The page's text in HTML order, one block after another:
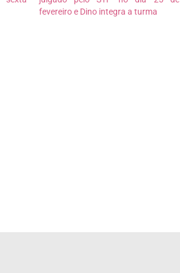
fevereiro e Dino integra a turma